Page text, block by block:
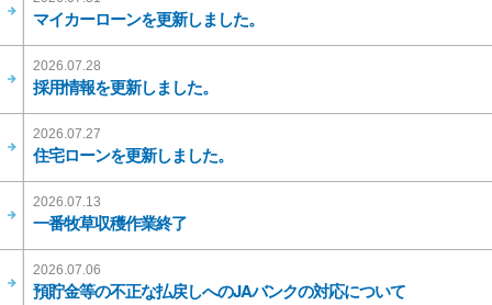
マイカーローンを更新しました。
2026.07.28
採用情報を更新しました。
2026.07.27
住宅ローンを更新しました。
2026.07.13
一番牧草収穫作業終了
2026.07.06
預貯金等の不正な払戻しへのJAバンクの対応について